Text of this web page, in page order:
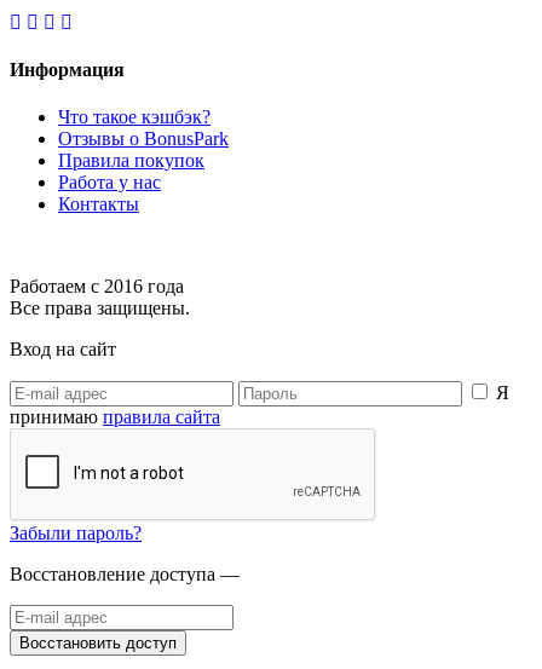
Информация
Что такое кэшбэк?
Отзывы о BonusPark
Правила покупок
Работа у нас
Контакты
Работаем с 2016 года
Все права защищены.
Вход на сайт
Я
принимаю правила сайта
Забыли пароль?
Восстановление доступа —